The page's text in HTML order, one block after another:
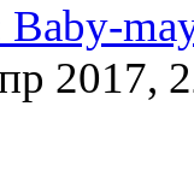
Baby-
2017,